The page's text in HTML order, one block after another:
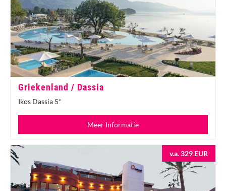
Griekenland / Dassia
Ikos Dassia 5*
Meer Informatie
v.a. 329 EUR